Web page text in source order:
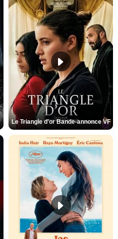
Le Triangle d'or Bande-annonce VF